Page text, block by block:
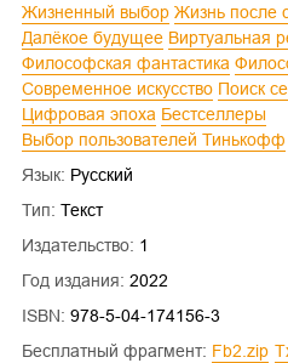
Жизненный выбор
Жизнь после
Далёкое будущее
Виртуальная
Философская фантастика
Современное искусство
Поиск
Цифровая эпоха
Бестселлеры
Выбор пользователей Тинькофф
Язык: Русский
Тип: Текст
Издательство: 1
Год издания: 2022
ISBN: 978-5-04-174156-3
Бесплатный фрагмент:
fb2.zip